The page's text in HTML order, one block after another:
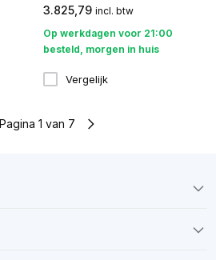
3.825,79 incl. btw
Op werkdagen voor 21:00
besteld, morgen in huis
Vergelijk
Pagina 1 van 7